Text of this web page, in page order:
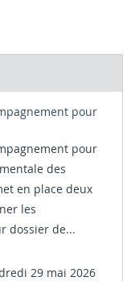
pour
pour
des
en place deux
les
dossier de...
29 mai 2026